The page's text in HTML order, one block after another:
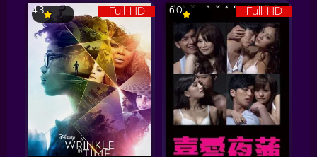
Full HD
4.3 Full HD
6.0